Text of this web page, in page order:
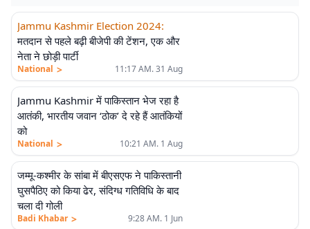
Jammu Kashmir Election 2024:
मतदान से पहले बढ़ी बीजेपी की टेंशन, एक और
नेता ने छोड़ी पार्टी
National > 11:17 AM. 31 Aug
Jammu Kashmir में पाकिस्तान भेज रहा है
आतंकी, भारतीय जवान ‘ठोक’ दे रहे हैं आतंकियों
को
National > 10:21 AM. 1 Aug
जम्मू-कश्मीर के सांबा में बीएसएफ ने पाकिस्तानी
घुसपैठिए को किया ढेर, संदिग्ध गतिविधि के बाद
चला दी गोली
Badi Khabar > 9:28 AM. 1 Jun